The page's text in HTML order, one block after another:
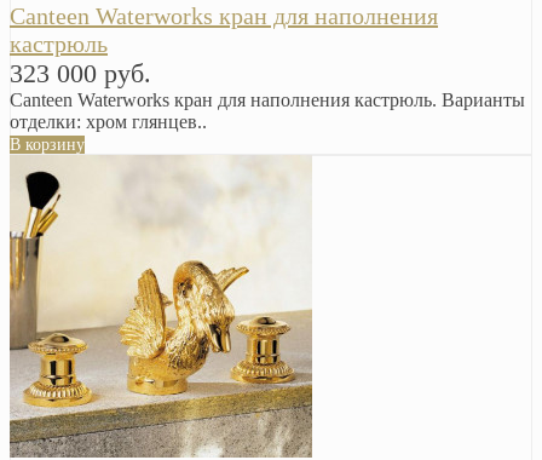
Canteen Waterworks кран для наполнения
кастрюль
323 000 руб.
Canteen Waterworks кран для наполнения кастрюль. Варианты
отделки: хром глянцев..
В корзину